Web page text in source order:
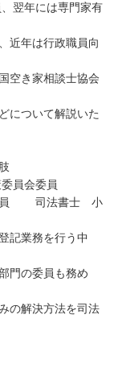
年には専門家有
年は行政職員向
き家相談士協会
ついて解説いた
員会委員
司法書士 小
業務を行う中
の委員も務め
解決方法を司法